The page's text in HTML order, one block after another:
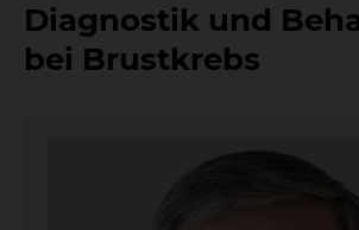
Diagnostik und
bei Brustkrebs